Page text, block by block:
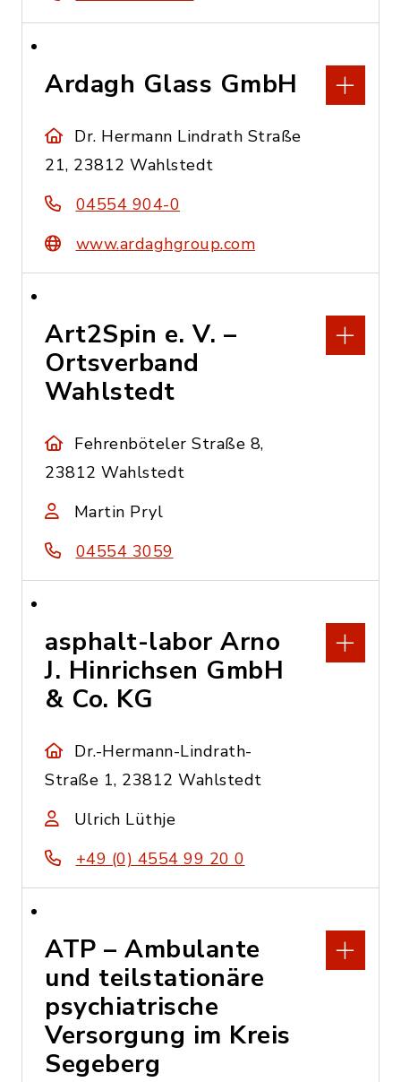
Ardagh Glass GmbH
Dr. Hermann Lindrath Straße
21, 23812 Wahlstedt
04554 904-0
www.ardaghgroup.com
Art2Spin e. V. –
Ortsverband
Wahlstedt
Fehrenböteler Straße 8,
23812 Wahlstedt
Martin Pryl
04554 3059
asphalt-labor Arno
J. Hinrichsen GmbH
& Co. KG
Dr.-Hermann-Lindrath-
Straße 1, 23812 Wahlstedt
Ulrich Lüthje
+49 (0) 4554 99 20 0
ATP – Ambulante
und teilstationäre
psychiatrische
Versorgung im Kreis
Segeberg